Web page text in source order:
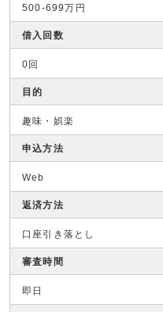
500-699万円
借入回数
0回
目的
趣味・娯楽
申込方法
Web
返済方法
口座引き落とし
審査時間
即日